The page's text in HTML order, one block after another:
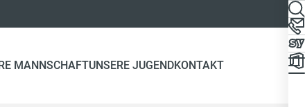
MANNSCHAFTUNSERE JUGENDKONTAKT